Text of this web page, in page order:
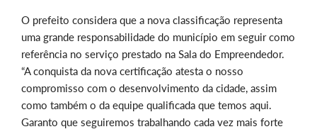
O prefeito considera que a nova classificação representa
uma grande responsabilidade do município em seguir como
referência no serviço prestado na Sala do Empreendedor.
“A conquista da nova certificação atesta o nosso
compromisso com o desenvolvimento da cidade, assim
como também o da equipe qualificada que temos aqui.
Garanto que seguiremos trabalhando cada vez mais forte